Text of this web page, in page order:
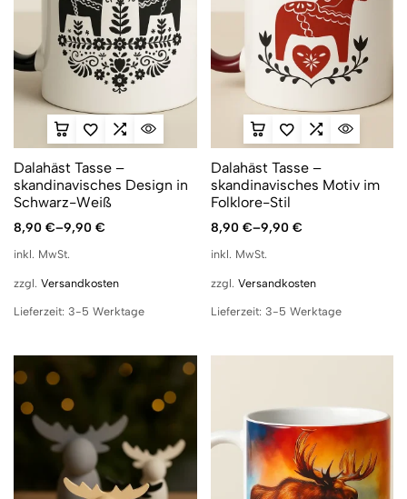
Dalahäst Tasse –
skandinavisches Design in
Schwarz-Weiß
8,90 €–9,90 €
inkl. MwSt.
zzgl. Versandkosten
Lieferzeit: 3-5 Werktage
Dalahäst Tasse –
skandinavisches Motiv im
Folklore-Stil
8,90 €–9,90 €
inkl. MwSt.
zzgl. Versandkosten
Lieferzeit: 3-5 Werktage